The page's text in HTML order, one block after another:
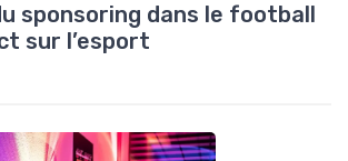
sponsoring dans le football
sur l’esport